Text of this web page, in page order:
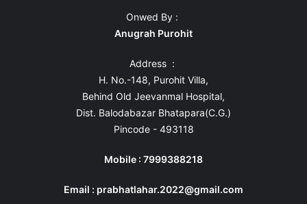
Onwed By :
Anugrah Purohit
Address :
H. No.-148, Purohit Villa,
Behind Old Jeevanmal Hospital,
Dist. Balodabazar Bhatapara(C.G.)
Pincode - 493118
Mobile : 7999388218
Email : prabhatlahar.2022@gmail.com